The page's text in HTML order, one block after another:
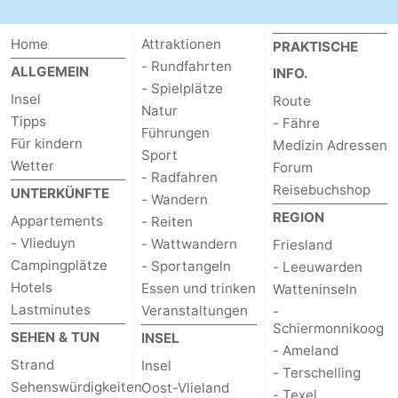
und
trinken
Veranstaltungen
Praktisch
Forum
Route
-
Fähre
Inselhüpfen
Reisebuchshop
Medizin
Adressen
Region
Friesland
Home
ALLGEMEIN
Insel
Tipps
Für kindern
Wetter
UNTERKÜNFTE
Appartements
- Vlieduyn
Campingplätze
Hotels
Lastminutes
SEHEN & TUN
Strand
Sehenswürdigkeiten
Attraktionen
- Rundfahrten
- Spielplätze
Natur
Führungen
Sport
- Radfahren
- Wandern
- Reiten
- Wattwandern
- Sportangeln
Essen und trinken
Veranstaltungen
INSEL
Insel
Oost-Vlieland
PRAKTISCHE
INFO.
Route
- Fähre
Medizin Adressen
Forum
Reisebuchshop
REGION
Friesland
- Leeuwarden
Watteninseln
-
Schiermonnikoog
- Ameland
- Terschelling